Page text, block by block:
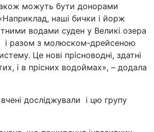
можуть бути донорами
наші бички і йорж
водами суден у Великі озера
і разом з молюском-дрейсеною
Це нові прісноводні, здатні
і в прісних водоймах», – додала
досліджували і цю групу